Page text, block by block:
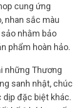
cung ứng
nhan sắc màu
nhằm bảo
phẩm hoàn hảo.
những Thương
sanh nhật, chúc
dịp đặc biệt khác.